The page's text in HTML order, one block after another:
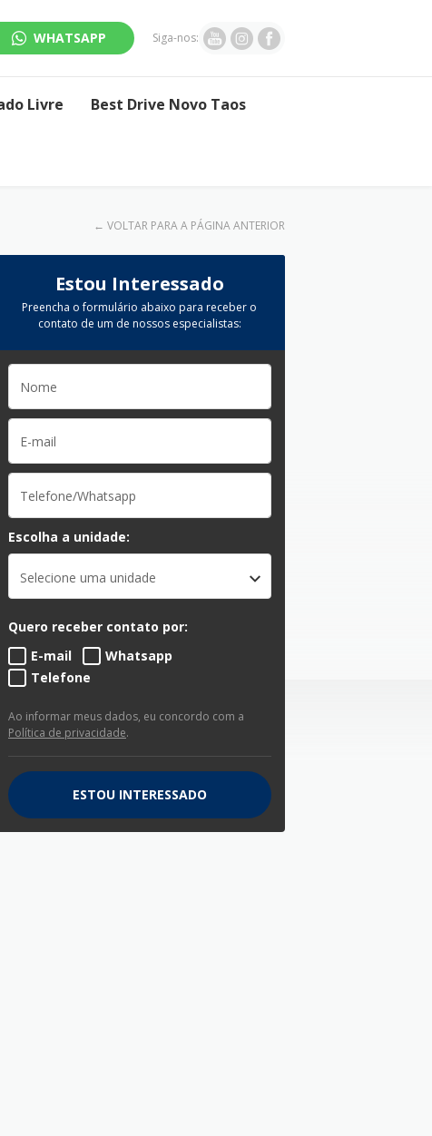
WHATSAPP Siga-nos:
Livre Best Drive Novo Taos
← VOLTAR PARA A PÁGINA ANTERIOR
Estou Interessado
Preencha o formulário abaixo para receber o
contato de um de nossos especialistas:
Escolha a unidade:
Selecione uma unidade
Quero receber contato por:
E-mail
Whatsapp
Telefone
Ao informar meus dados, eu concordo com a
Política de privacidade.
ESTOU INTERESSADO